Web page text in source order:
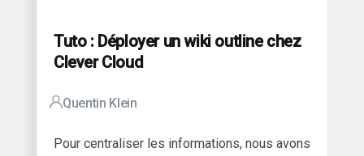
Tuto : Déployer un wiki outline chez
Clever Cloud
Quentin Klein
Pour centraliser les informations, nous avons